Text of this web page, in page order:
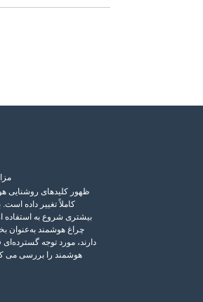
ظهور کلیدهای روشنایی
کاملاً تغییر داده
بیشتری شروع به استفاده
چراغ هوشمند به‌عنوان
دارند، مورد توجه گسترده‌ای
هوشمند را بررسی می